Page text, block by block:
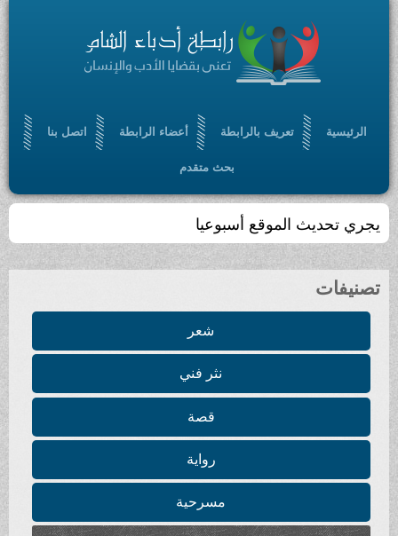
الرئيسية تعريف بالرابطة أعضاء الرابطة اتصل بنا
بحث متقدم
يجري تحديث الموقع أسبوعيا
تصنيفات
شعر
نثر فني
قصة
رواية
مسرحية